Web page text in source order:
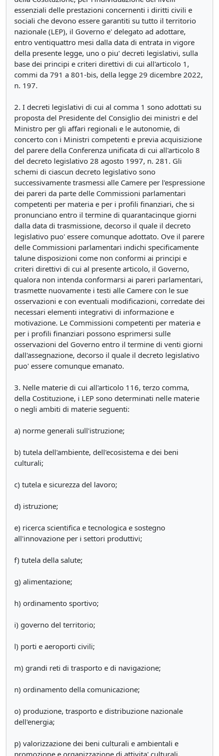
essenziali delle prestazioni concernenti i diritti civili e
sociali che devono essere garantiti su tutto il territorio
nazionale (LEP), il Governo e' delegato ad adottare,
entro ventiquattro mesi dalla data di entrata in vigore
della presente legge, uno o piu' decreti legislativi, sulla
base dei principi e criteri direttivi di cui all'articolo 1,
commi da 791 a 801-bis, della legge 29 dicembre 2022,
n. 197.
2. I decreti legislativi di cui al comma 1 sono adottati su
proposta del Presidente del Consiglio dei ministri e del
Ministro per gli affari regionali e le autonomie, di
concerto con i Ministri competenti e previa acquisizione
del parere della Conferenza unificata di cui all'articolo 8
del decreto legislativo 28 agosto 1997, n. 281. Gli
schemi di ciascun decreto legislativo sono
successivamente trasmessi alle Camere per l'espressione
dei pareri da parte delle Commissioni parlamentari
competenti per materia e per i profili finanziari, che si
pronunciano entro il termine di quarantacinque giorni
dalla data di trasmissione, decorso il quale il decreto
legislativo puo' essere comunque adottato. Ove il parere
delle Commissioni parlamentari indichi specificamente
talune disposizioni come non conformi ai principi e
criteri direttivi di cui al presente articolo, il Governo,
qualora non intenda conformarsi ai pareri parlamentari,
trasmette nuovamente i testi alle Camere con le sue
osservazioni e con eventuali modificazioni, corredate dei
necessari elementi integrativi di informazione e
motivazione. Le Commissioni competenti per materia e
per i profili finanziari possono esprimersi sulle
osservazioni del Governo entro il termine di venti giorni
dall'assegnazione, decorso il quale il decreto legislativo
puo' essere comunque emanato.
3. Nelle materie di cui all'articolo 116, terzo comma,
della Costituzione, i LEP sono determinati nelle materie
o negli ambiti di materie seguenti:
a) norme generali sull'istruzione;
b) tutela dell'ambiente, dell'ecosistema e dei beni
culturali;
c) tutela e sicurezza del lavoro;
d) istruzione;
e) ricerca scientifica e tecnologica e sostegno
all'innovazione per i settori produttivi;
f) tutela della salute;
g) alimentazione;
h) ordinamento sportivo;
i) governo del territorio;
l) porti e aeroporti civili;
m) grandi reti di trasporto e di navigazione;
n) ordinamento della comunicazione;
o) produzione, trasporto e distribuzione nazionale
dell'energia;
p) valorizzazione dei beni culturali e ambientali e
promozione e organizzazione di attivita' culturali.